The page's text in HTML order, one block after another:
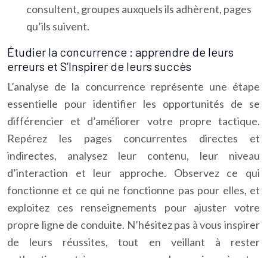
consultent, groupes auxquels ils adhèrent, pages
qu’ils suivent.
Étudier la concurrence : apprendre de leurs
erreurs et S’Inspirer de leurs succès
L’analyse de la concurrence représente une étape
essentielle pour identifier les opportunités de se
différencier et d’améliorer votre propre tactique.
Repérez les pages concurrentes directes et
indirectes, analysez leur contenu, leur niveau
d’interaction et leur approche. Observez ce qui
fonctionne et ce qui ne fonctionne pas pour elles, et
exploitez ces renseignements pour ajuster votre
propre ligne de conduite. N’hésitez pas à vous inspirer
de leurs réussites, tout en veillant à rester